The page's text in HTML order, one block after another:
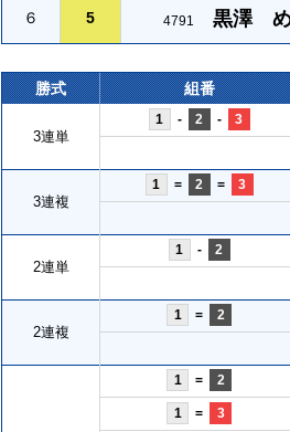
６ 5 4791 黒澤
勝式 組番
3連単
1 - 2 - 3
3連複
1 = 2 = 3
2連単
1 - 2
2連複
1 = 2
1 = 2
1 = 3